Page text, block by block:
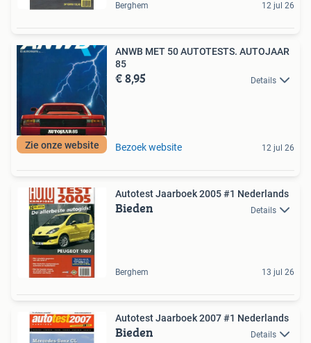
Berghem 12 jul 26
Zie onze website
ANWB MET 50 AUTOTESTS. AUTOJAAR
85
€ 8,95 Details
Bezoek website 12 jul 26
Autotest Jaarboek 2005 #1 Nederlands
Bieden Details
Berghem 13 jul 26
Autotest Jaarboek 2007 #1 Nederlands
Bieden Details